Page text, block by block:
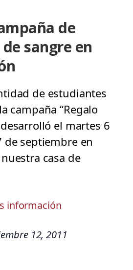
de
sangre en
de estudiantes
campaña “Regalo
el martes 6
de septiembre en
casa de
información
12, 2011